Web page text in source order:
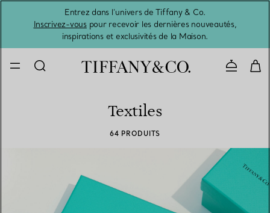
Entrez dans l’univers de Tiffany & Co.
Inscrivez-vouspour recevoir les dernières nouveautés,
inspirations et exclusivités de la Maison.
Textiles
64 PRODUITS